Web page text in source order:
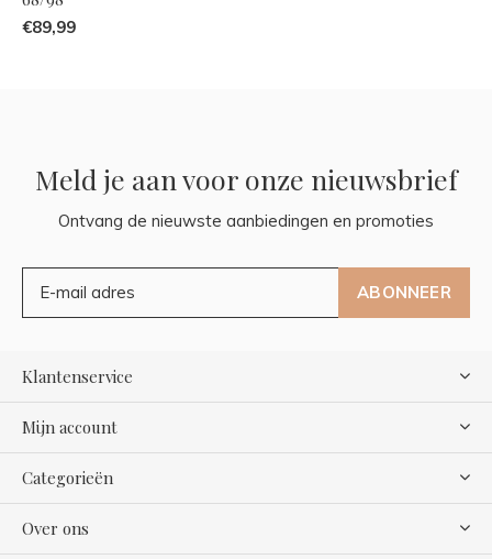
€89,99
Meld je aan voor onze nieuwsbrief
Ontvang de nieuwste aanbiedingen en promoties
ABONNEER
Klantenservice
Mijn account
Categorieën
Over ons